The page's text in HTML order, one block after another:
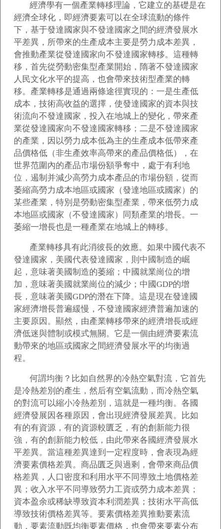
經濟學有一個產業轉移理論，它建立的基礎是在
經濟全球化，即經濟要素可以在全球流動的條件
下，基于發達國家與不發達國家之間的經濟發展水
平差異，所帶來的生產成本主要是勞力成本差異，
會推動產業從發達國家向不發達國家轉移。這種轉
移，首先從勞動密集型產業開始，隋著不發達國家
人民文化水平的提高，也會帶來技術型產業的轉
移。產業轉移是通過兩條途徑實現的：一是生產低
成本，技術高收益的選擇，使發達國家的資本與技
術流向不發達國家，投入在地城上的變化，帶來產
業從發達國家向不發達國家轉移；二是不發達國家
的產業，因以勞力成本低為主的生產成本低帶來產
品價格低（非生產效率高帶來的產品價格低），在
世界范圍內的產品市場份額爭奪中，處于有利地
位，遏制并減少高勞力成本產品的市場份額，從而
萎縮高勞力成本地區或國家（發達地區或國家）的
某些產業，特別是勞動密集型產業，帶來低勞力成
本地區或國家（不發達國家）同類產業的增長。一
萎縮一增長也是一種產業在地城上的轉移。
產業轉移具有此消彼長的效應。如果中國代表不
發達國家，美國代表發達國家，則中國制造的崛
起，意味著美國制造的萎縮；中國就業崗位的增
加，意味著美國就業崗位的減少；中國GDP的增
長，意味著美國GDP的潛在下降。這是現在發達國
家經濟增長普遍緩慢，不發達國家經濟普遍加速的
主要原因。顯然，由產業轉移帶來的經濟增長或經
濟低迷與體制或模式無關。它是一個由經濟要素流
動帶來的地區或國家之間經濟發展水平的均衡過
程。
何謂均衡？比如自然界的冷熱空氣對流，它首先
是冷熱差別的產生，然后有空氣流動，而冷熱空氣
的對流可以縮小冷熱差別，這就是一種均衡。各國
經濟發展因各種原因，會出現經濟發展差異。比如
有的有資源，有的資源較匱乏，有的創新能力很
強，有的創新能力較低，由此帶來各國經濟發展水
平差異。當這種差異達到一定程度時，會表現為經
濟要素價格差異。商品匱乏與過剩，會帶來商品價
格差異，人口密度和利用水平不同導致土地價格差
異；收入水平不同導致勞力工資或勞力成本差異；
資本盈余或稀缺導致資本利潤差異；技術水平高低
導致技術價格差異等。要素價格差異推動要素流
動，要素流動既均衡要素價格，也會帶來要素分布